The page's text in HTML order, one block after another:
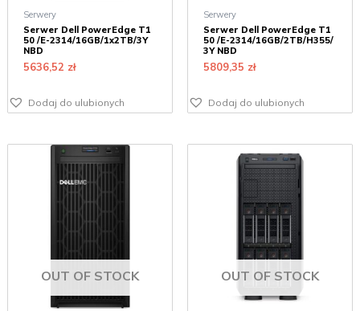
Serwery
Serwer Dell PowerEdge T1
50 /E-2314/16GB/1x2TB/3Y
NBD
5636,52 zł
Dodaj do ulubionych
Serwery
Serwer Dell PowerEdge T1
50 /E-2314/16GB/2TB/H355/
3Y NBD
5809,35 zł
Dodaj do ulubionych
OUT OF STOCK OUT OF STOCK